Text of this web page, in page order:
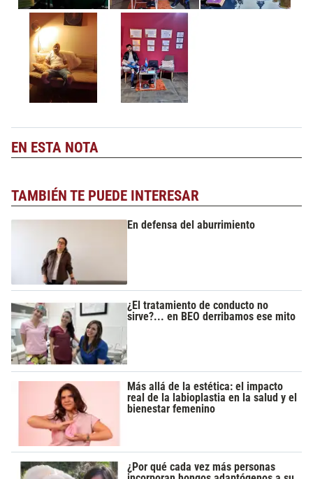
EN ESTA NOTA
TAMBIÉN TE PUEDE INTERESAR
En defensa del aburrimiento
¿El tratamiento de conducto no
sirve?... en BEO derribamos ese mito
Más allá de la estética: el impacto
real de la labioplastia en la salud y el
bienestar femenino
¿Por qué cada vez más personas